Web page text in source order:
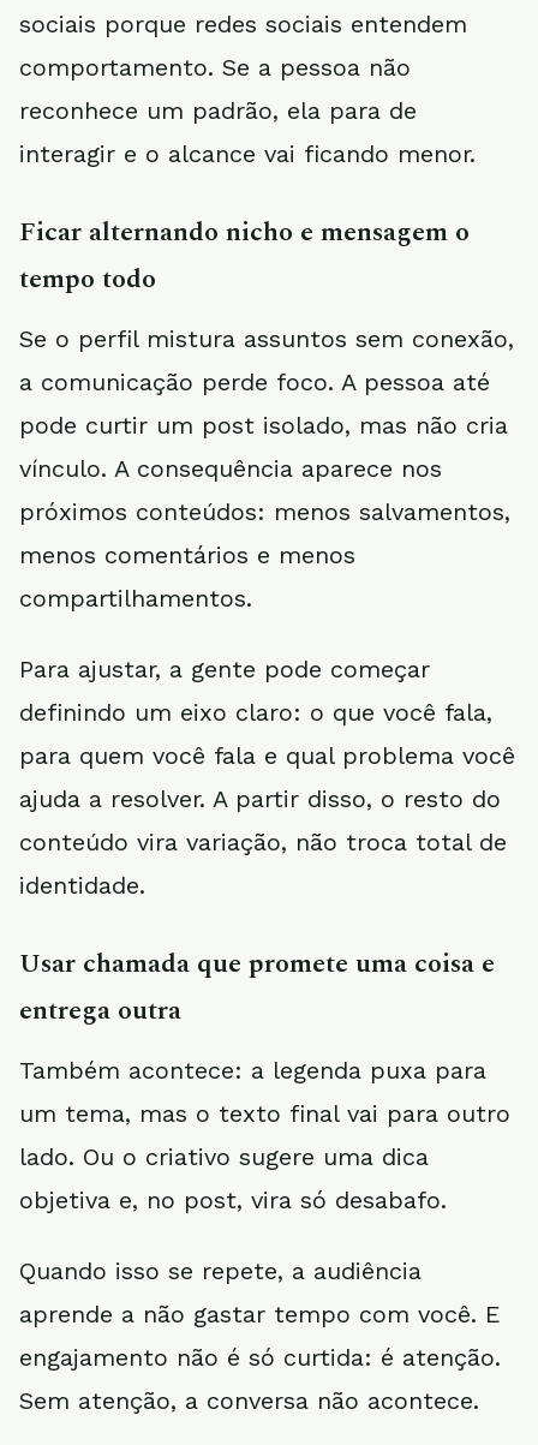
sociais porque redes sociais entendem
comportamento. Se a pessoa não
reconhece um padrão, ela para de
interagir e o alcance vai ficando menor.
Ficar alternando nicho e mensagem o
tempo todo
Se o perfil mistura assuntos sem conexão,
a comunicação perde foco. A pessoa até
pode curtir um post isolado, mas não cria
vínculo. A consequência aparece nos
próximos conteúdos: menos salvamentos,
menos comentários e menos
compartilhamentos.
Para ajustar, a gente pode começar
definindo um eixo claro: o que você fala,
para quem você fala e qual problema você
ajuda a resolver. A partir disso, o resto do
conteúdo vira variação, não troca total de
identidade.
Usar chamada que promete uma coisa e
entrega outra
Também acontece: a legenda puxa para
um tema, mas o texto final vai para outro
lado. Ou o criativo sugere uma dica
objetiva e, no post, vira só desabafo.
Quando isso se repete, a audiência
aprende a não gastar tempo com você. E
engajamento não é só curtida: é atenção.
Sem atenção, a conversa não acontece.